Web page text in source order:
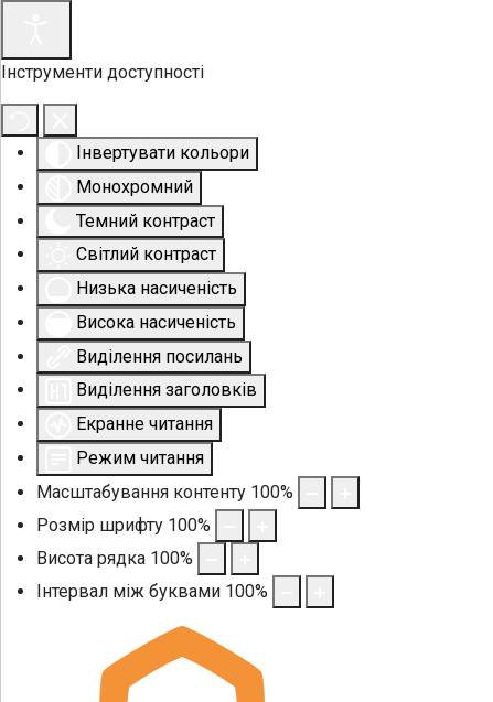
Інструменти доступності
Інвертувати кольори
Монохромний
Темний контраст
Світлий контраст
Низька насиченість
Висока насиченість
Виділення посилань
Виділення заголовків
Екранне читання
Режим читання
Масштабування контенту 100%
Розмір шрифту 100%
Висота рядка 100%
Інтервал між буквами 100%